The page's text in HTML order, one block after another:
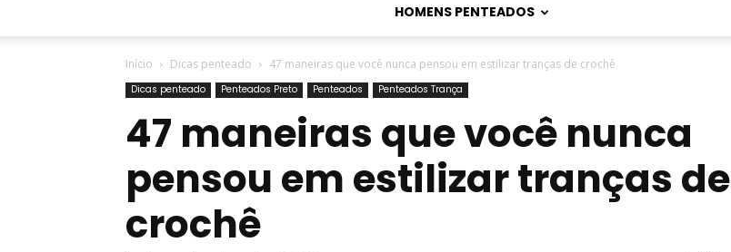
HOMENS PENTEADOS
Início Dicas penteado 47 maneiras que você nunca pensou em estilizar tranças de crochê
Dicas penteado Penteados Preto Penteados Penteados Trança
47 maneiras que você nunca
pensou em estilizar tranças de
crochê